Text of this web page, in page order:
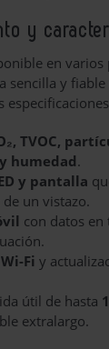
y
en varios
sencilla y
TVOC,
humedad.
y pantalla
un vistazo.
con datos
Fi y
útil de hasta
extralargo.